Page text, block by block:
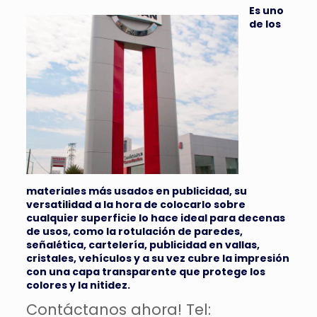
Es uno
de los
materiales más usados en publicidad, su
versatilidad a la hora de colocarlo sobre
cualquier superficie lo hace ideal para decenas
de usos, como la rotulación de paredes,
señalética, cartelería, publicidad en vallas,
cristales, vehículos y a su vez cubre la impresión
con una capa transparente que protege los
colores y la nitidez.
Contáctanos ahora! Tel: